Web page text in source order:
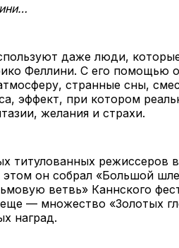
даже люди,
Феллини. С его помощью
странные сны,
эффект, при котором
желания и страхи.
титулованных режиссеров
этом он собрал «Большой
ветвь» Каннского
— множество «Золотых
наград.